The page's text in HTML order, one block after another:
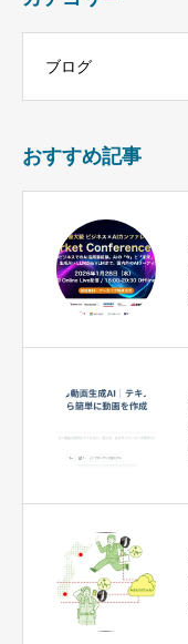
ブログ
おすすめ記事